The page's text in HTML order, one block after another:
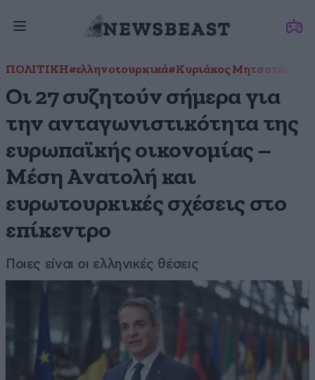
ΠΟΛΙΤΙΚΗ#ελληνοτουρκικά#Κυριάκος Μητσοτάκης
Οι 27 συζητούν σήμερα για
την ανταγωνιστικότητα της
ευρωπαϊκής οικονομίας –
Μέση Ανατολή και
ευρωτουρκικές σχέσεις στο
επίκεντρο
Ποιες είναι οι ελληνικές θέσεις